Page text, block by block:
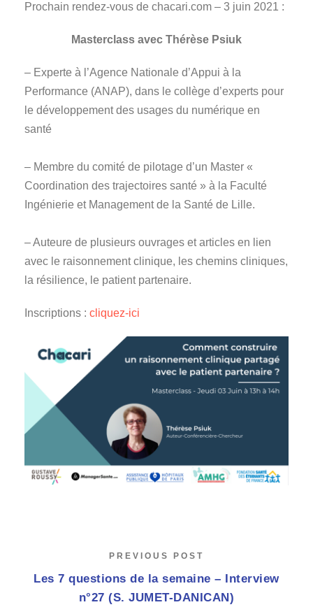
Prochain rendez-vous de chacari.com – 3 juin 2021 :
Masterclass avec Thérèse Psiuk
– Experte à l’Agence Nationale d’Appui à la
Performance (ANAP), dans le collège d’experts pour
le développement des usages du numérique en
santé
– Membre du comité de pilotage d’un Master «
Coordination des trajectoires santé » à la Faculté
Ingénierie et Management de la Santé de Lille.
– Auteure de plusieurs ouvrages et articles en lien
avec le raisonnement clinique, les chemins cliniques,
la résilience, le patient partenaire.
Inscriptions : cliquez-ici
PREVIOUS POST
Les 7 questions de la semaine – Interview
n°27 (S. JUMET-DANICAN)